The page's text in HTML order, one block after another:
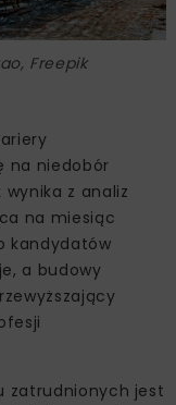
Freepik
na niedobór
z analiz
na miesiąc
kandydatów
a budowy
zatrudnionych jest